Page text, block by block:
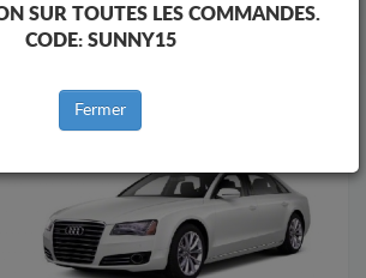
SUR TOUTES LES COMMANDES.
CODE: SUNNY15
Fermer